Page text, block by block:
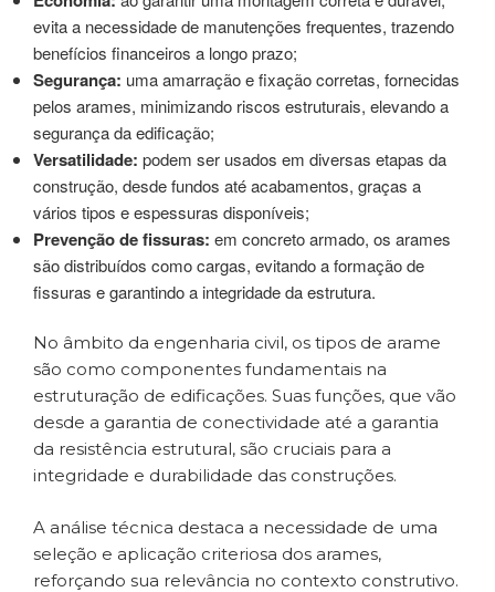
evita a necessidade de manutenções frequentes, trazendo
benefícios financeiros a longo prazo;
Segurança: uma amarração e fixação corretas, fornecidas
pelos arames, minimizando riscos estruturais, elevando a
segurança da edificação;
Versatilidade: podem ser usados ​​em diversas etapas da
construção, desde fundos até acabamentos, graças a
vários tipos e espessuras disponíveis;
Prevenção de fissuras: em concreto armado, os arames
são distribuídos como cargas, evitando a formação de
fissuras e garantindo a integridade da estrutura.
No âmbito da engenharia civil, os tipos de arame
são como componentes fundamentais na
estruturação de edificações. Suas funções, que vão
desde a garantia de conectividade até a garantia
da resistência estrutural, são cruciais para a
integridade e durabilidade das construções.
A análise técnica destaca a necessidade de uma
seleção e aplicação criteriosa dos arames,
reforçando sua relevância no contexto construtivo.